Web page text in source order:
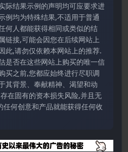
际结果示例的声明均可应要求进
例均为特殊结果,不适用于普通
何人都能获得相同或类似的结
链接,可能会因您在后续网站上
此,请勿仅依赖本网站上的推荐.
是否在这些网站上购买的唯一信
买之前,您都应始终进行尽职调
其背景、奉献精神、渴望和动
在固有的资本损失风险,并且无
何创意和产品就能获得任何收